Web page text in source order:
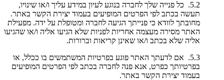
5.2. כל פנייה שלך לחברה בנוגע לעיון במידע עליך ו/או שינויו,
תעשה בכתב לפי הפרטים המופיעים בעמוד יצירת הקשר באתר.
מחובתך לוודא כי פנייתך הגיעה לחברה ומטופלת על ידה. מפעילת
האתר מסירה מעצמה אחריות לפניות שלא הגיעו אליה ו/או שהגיעו
אליה שלא בכתב ו/או שאינן קריאות וברורות.
5.3. אם לדעתך האתר פוגע בפרטיות המשתמשים בו ככלל, או
בפרטיותך כפרט, אנא פנה לחברה בכתב לפי הפרטים המופיעים
בעמוד יצירת הקשר באתר.